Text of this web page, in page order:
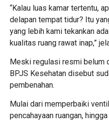
“Kalau luas kamar tertentu,
delapan tempat tidur? Itu
yang lebih kami tekankan
kualitas ruang rawat inap,”
Meski regulasi resmi belum
BPJS Kesehatan disebut
pembenahan.
Mulai dari memperbaiki
pencahayaan ruangan,